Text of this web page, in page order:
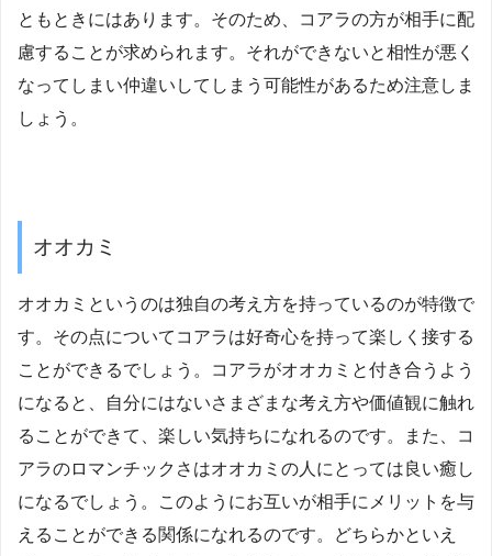
ともときにはあります。そのため、コアラの方が相手に配
慮することが求められます。それができないと相性が悪く
なってしまい仲違いしてしまう可能性があるため注意しま
しょう。
オオカミ
オオカミというのは独自の考え方を持っているのが特徴で
す。その点についてコアラは好奇心を持って楽しく接する
ことができるでしょう。コアラがオオカミと付き合うよう
になると、自分にはないさまざまな考え方や価値観に触れ
ることができて、楽しい気持ちになれるのです。また、コ
アラのロマンチックさはオオカミの人にとっては良い癒し
になるでしょう。このようにお互いが相手にメリットを与
えることができる関係になれるのです。どちらかといえ